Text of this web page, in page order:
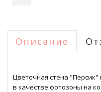
Описание
Цветочная стена
в качестве фотозоны на